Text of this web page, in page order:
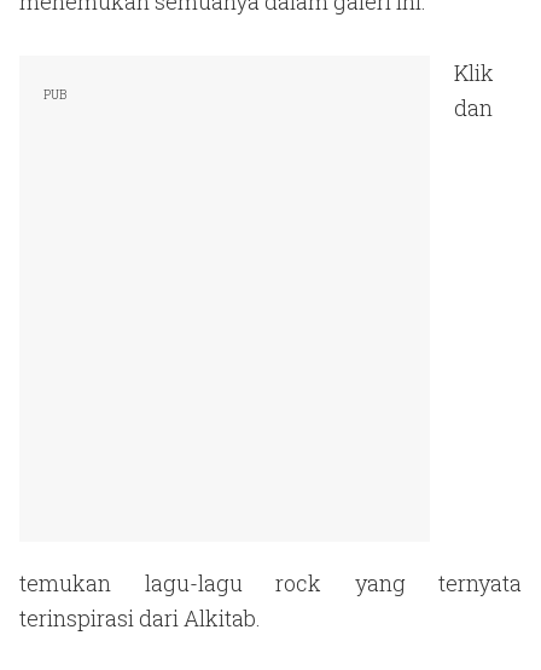
Klik
dan
temukan lagu-lagu rock yang ternyata
terinspirasi dari Alkitab.